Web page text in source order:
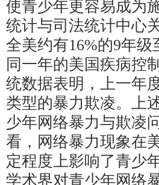
使青少年更容易成为
统计与司法统计中心
全美约有16%的9年
同一年的美国疾病控
统数据表明，上一年
类型的暴力欺凌。上
少年网络暴力与欺凌
看，网络暴力现象在
定程度上影响了青少
学术界对青少年网络